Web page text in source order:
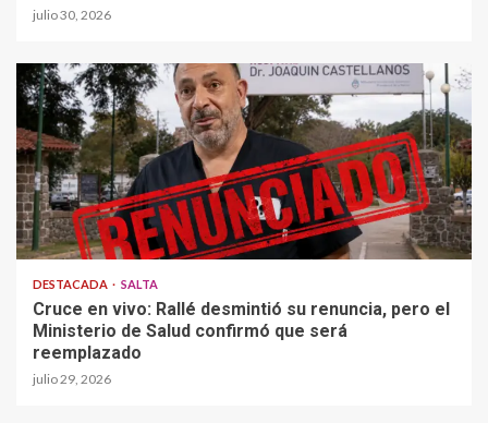
julio 30, 2026
DESTACADA SALTA
Cruce en vivo: Rallé desmintió su renuncia, pero el
Ministerio de Salud confirmó que será
reemplazado
julio 29, 2026